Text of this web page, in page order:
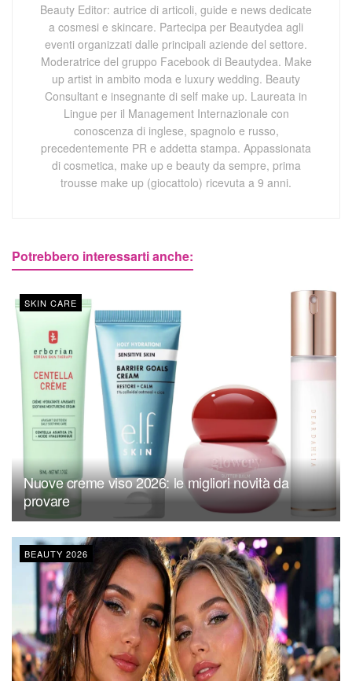
Beauty Editor: autrice di articoli, guide e news dedicate
a cosmesi e skincare. Partecipa per Beautydea agli
eventi organizzati dalle principali aziende del settore.
Moderatrice del gruppo Facebook di Beautydea. Make
up artist in ambito moda e luxury wedding. Beauty
Consultant e insegnante di self make up. Laureata in
Lingue per il Management Internazionale con
conoscenza di inglese, spagnolo e russo,
precedentemente PR e addetta stampa. Appassionata
di cosmetica, make up e beauty da sempre, prima
trousse make up (giocattolo) ricevuta a 9 anni.
Potrebbero interessarti anche:
SKIN CARE
Nuove creme viso 2026: le migliori novità da
provare
BEAUTY 2026